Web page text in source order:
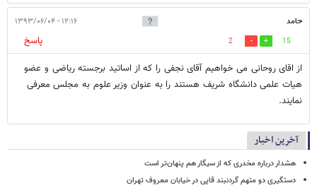
حامد ۱۲:۱۶ - ۱۳۹۳/۰۶/۰۴
15
2
پاسخ
از اقای روحانی می خواهیم آقای نجفی را که از اساتید برجسته ریاضی و عضو
هیات علمی دانشگاه شریف هستند را به عنوان وزیر علوم به مجلس معرفی
نمایند.
آخرین اخبار
هشدار درباره مخدری که از سیگار هم پنهان‌تر است
دستگیری دو متهم گردنبند قاپی در خیابان معروف تهران